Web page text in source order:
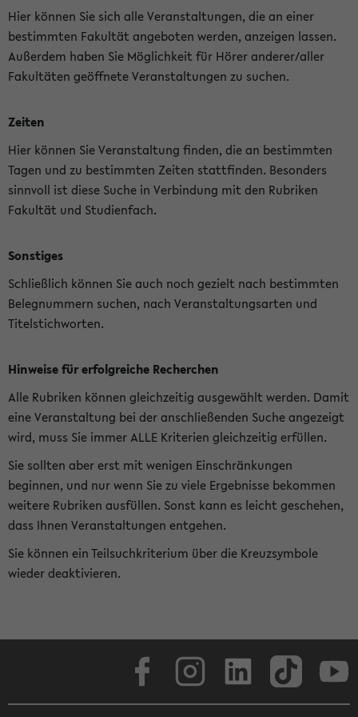
Hier können Sie sich alle Veranstaltungen, die an einer
bestimmten Fakultät angeboten werden, anzeigen lassen.
Außerdem haben Sie Möglichkeit für Hörer anderer/aller
Fakultäten geöffnete Veranstaltungen zu suchen.
Zeiten
Hier können Sie Veranstaltung finden, die an bestimmten
Tagen und zu bestimmten Zeiten stattfinden. Besonders
sinnvoll ist diese Suche in Verbindung mit den Rubriken
Fakultät und Studienfach.
Sonstiges
Schließlich können Sie auch noch gezielt nach bestimmten
Belegnummern suchen, nach Veranstaltungsarten und
Titelstichworten.
Hinweise für erfolgreiche Recherchen
Alle Rubriken können gleichzeitig ausgewählt werden. Damit
eine Veranstaltung bei der anschließenden Suche angezeigt
wird, muss Sie immer ALLE Kriterien gleichzeitig erfüllen.
Sie sollten aber erst mit wenigen Einschränkungen
beginnen, und nur wenn Sie zu viele Ergebnisse bekommen
weitere Rubriken ausfüllen. Sonst kann es leicht geschehen,
dass Ihnen Veranstaltungen entgehen.
Sie können ein Teilsuchkriterium über die Kreuzsymbole
wieder deaktivieren.